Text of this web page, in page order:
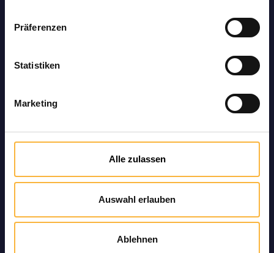
Präferenzen
Statistiken
Marketing
Alle zulassen
Auswahl erlauben
Ablehnen
Trustpilot, vor 2 Jahren
eingehalten, Lieferung okay, Zusetzung
problemlos.“ – ShopVoter, Shopvote,
„Die Lieferung kam zügig an und die
Kleidung passt wie angegossen…“ –
Beeman, Trustp., vor 1 Jahr
wünscht. Schneller Versand der
Bienenköniginnen…“ – Kundenbewertung,
„Wir waren mit der Lieferung sehr